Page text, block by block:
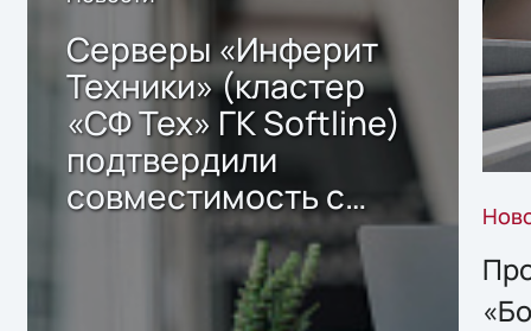
Серверы «Инферит
Техники» (кластер
«СФ Тех» ГК Softline)
подтвердили
совместимость с
решением Sharx
Storage 2.x для
хранения данных